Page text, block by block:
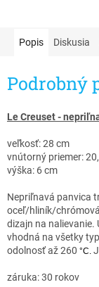
Popis Diskusia
Podrobný
Le Creuset -
veľkosť: 28 cm
vnútorný priemer:
výška: 6 cm
Nepriľnavá panvica
oceľ/hliník/
dizajn na nalievanie.
vhodná na všetky
odolnosť až 260 °C.
záruka: 30 rokov